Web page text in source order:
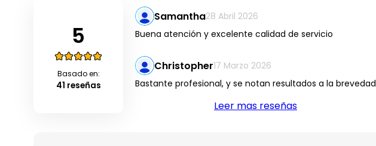
5
Basado en:
41 reseñas
Samantha28 Abril 2026
Buena atención y excelente calidad de servicio
Christopher17 Marzo 2026
Bastante profesional, y se notan resultados a la brevedad
Leer mas reseñas